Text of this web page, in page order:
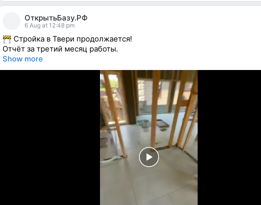
reactedОткрытьБазу.РФ
6 Aug at 12:48 pm
Стройка в Твери продолжается!
Отчёт за третий месяц работы.
Show more